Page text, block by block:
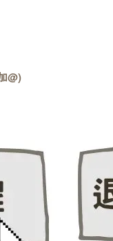
@)